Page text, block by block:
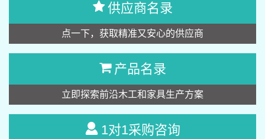
供应商名录
点一下，获取精准又安心的供应商
产品名录
立即探索前沿木工和家具生产方案
1对1采购咨询